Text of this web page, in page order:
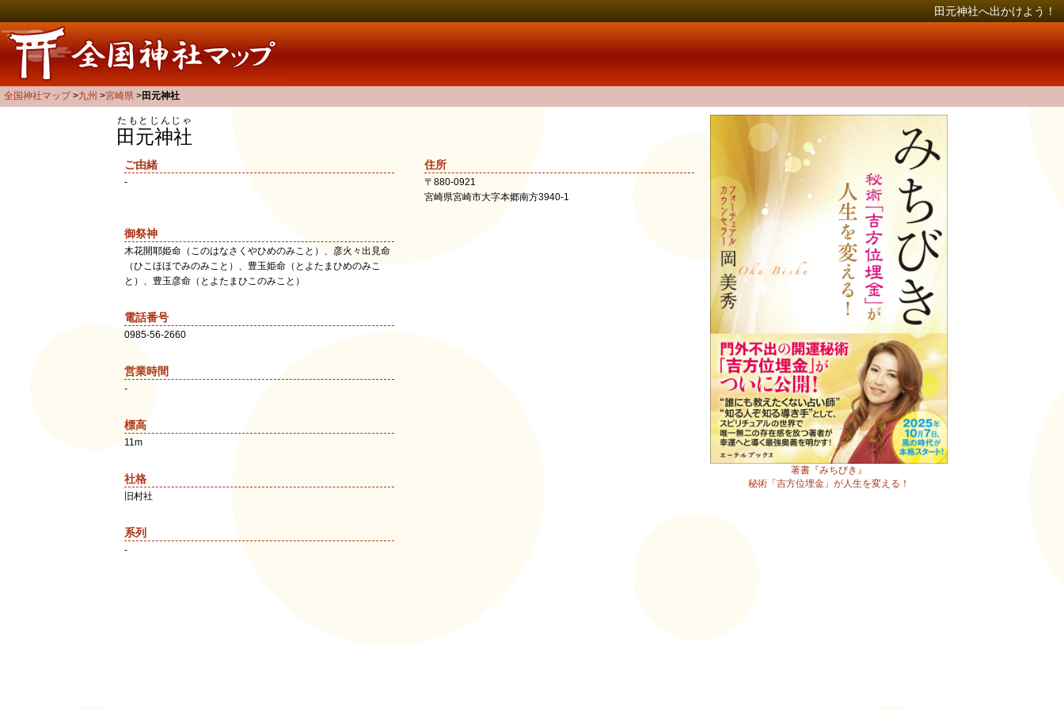
田元神社へ出かけよう！
全国神社マップ 九州 宮崎県 田元神社
著書『みちびき』
秘術「吉方位埋金」が人生を変える！
田元神社
たもとじんじゃ
ご由緒
-
住所
〒 880-0921
宮崎県宮崎市大字本郷南方3940-1
御祭神
木花開耶姫命（このはなさくやひめのみこと）、彦火々出見命
（ひこほほでみのみこと）、豊玉姫命（とよたまひめのみこ
と）、豊玉彦命（とよたまひこのみこと）
電話番号
0985-56-2660
営業時間
-
標高
11m
社格
旧村社
系列
-